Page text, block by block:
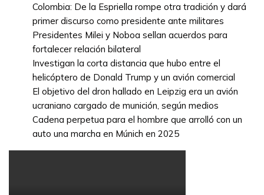
Colombia: De la Espriella rompe otra tradición y dará
primer discurso como presidente ante militares
Presidentes Milei y Noboa sellan acuerdos para
fortalecer relación bilateral
Investigan la corta distancia que hubo entre el
helicóptero de Donald Trump y un avión comercial
El objetivo del dron hallado en Leipzig era un avión
ucraniano cargado de munición, según medios
Cadena perpetua para el hombre que arrolló con un
auto una marcha en Múnich en 2025